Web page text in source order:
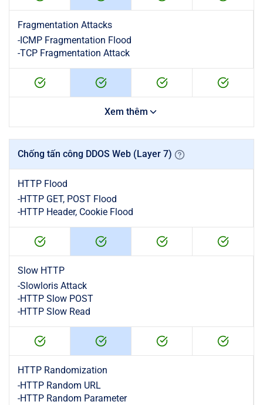
Fragmentation Attacks
-ICMP Fragmentation Flood
-TCP Fragmentation Attack
Xem thêm
Chống tấn công DDOS Web (Layer 7)
HTTP Flood
-HTTP GET, POST Flood
-HTTP Header, Cookie Flood
Slow HTTP
-Slowloris Attack
-HTTP Slow POST
-HTTP Slow Read
HTTP Randomization
-HTTP Random URL
-HTTP Random Parameter